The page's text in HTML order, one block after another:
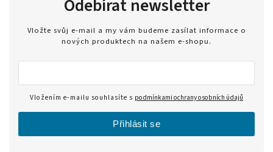
Odebírat newsletter
Vložte svůj e-mail a my vám budeme zasílat informace o
nových produktech na našem e-shopu.
Vložením e-mailu souhlasíte s podmínkami ochrany osobních údajů
Přihlásit se